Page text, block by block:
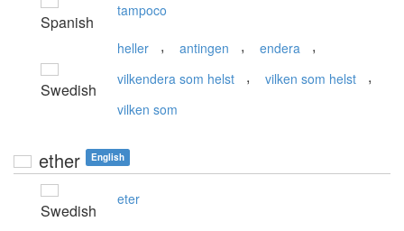
Spanish
tampoco
Swedish
heller , antingen , endera ,
vilkendera som helst , vilken som helst ,
vilken som
ether English
Swedish
eter